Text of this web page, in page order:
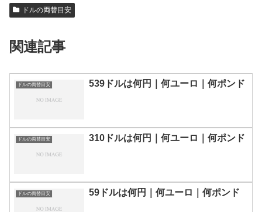
ドルの両替目安
関連記事
ドルの両替目安 539ドルは何円｜何ユーロ｜何ポンド
ドルの両替目安 310ドルは何円｜何ユーロ｜何ポンド
ドルの両替目安 59ドルは何円｜何ユーロ｜何ポンド